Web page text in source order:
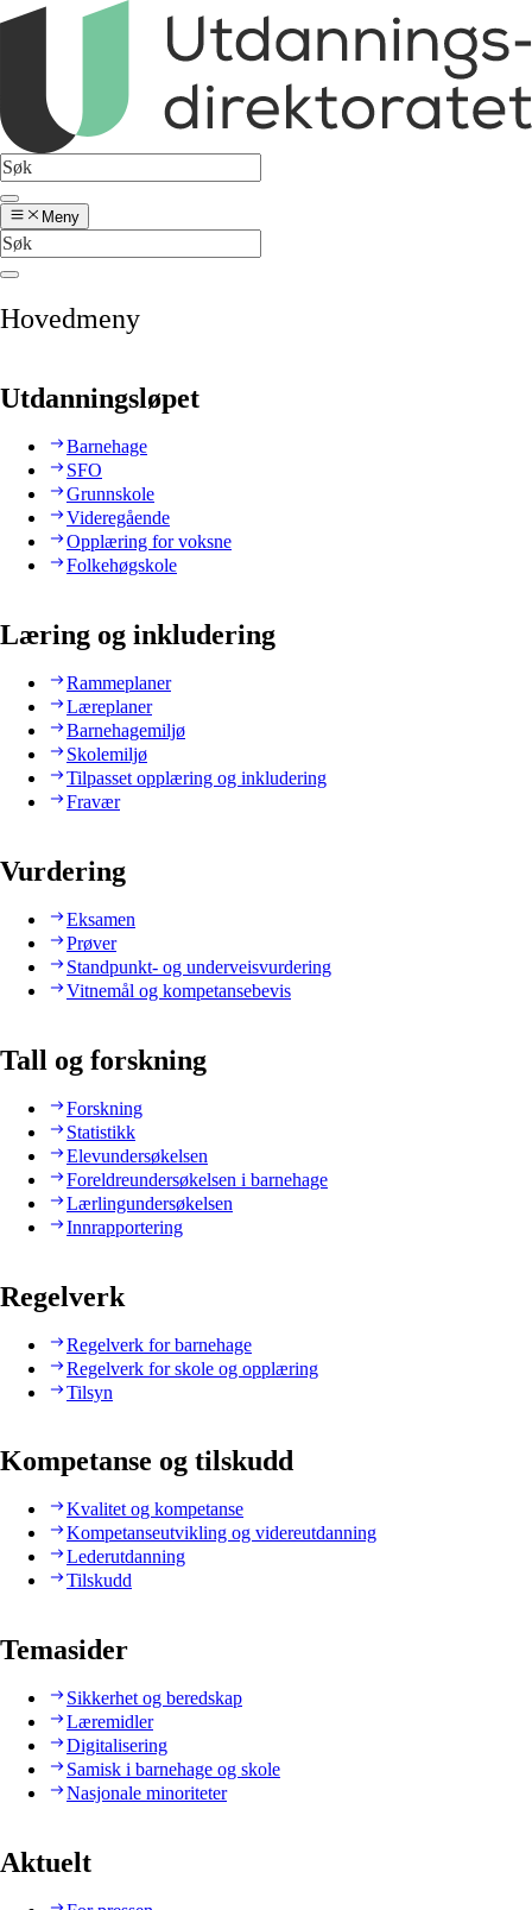
Meny
Hovedmeny
Utdanningsløpet
Barnehage
SFO
Grunnskole
Videregående
Opplæring for voksne
Folkehøgskole
Læring og inkludering
Rammeplaner
Læreplaner
Barnehagemiljø
Skolemiljø
Tilpasset opplæring og inkludering
Fravær
Vurdering
Eksamen
Prøver
Standpunkt- og underveisvurdering
Vitnemål og kompetansebevis
Tall og forskning
Forskning
Statistikk
Elevundersøkelsen
Foreldreundersøkelsen i barnehage
Lærlingundersøkelsen
Innrapportering
Regelverk
Regelverk for barnehage
Regelverk for skole og opplæring
Tilsyn
Kompetanse og tilskudd
Kvalitet og kompetanse
Kompetanseutvikling og videreutdanning
Lederutdanning
Tilskudd
Temasider
Sikkerhet og beredskap
Læremidler
Digitalisering
Samisk i barnehage og skole
Nasjonale minoriteter
Aktuelt